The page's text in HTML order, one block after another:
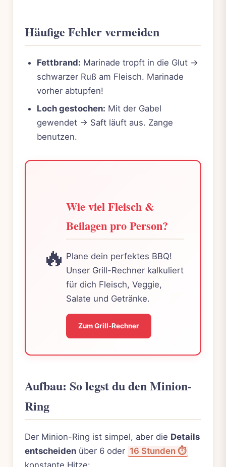
Häufige Fehler vermeiden
Fettbrand: Marinade tropft in die Glut ->
schwarzer Ruß am Fleisch. Marinade
vorher abtupfen!
Loch gestochen: Mit der Gabel
gewendet -> Saft läuft aus. Zange
benutzen.
🔥
Wie viel Fleisch &
Beilagen pro Person?
Plane dein perfektes BBQ!
Unser Grill-Rechner kalkuliert
für dich Fleisch, Veggie,
Salate und Getränke.
Zum Grill-Rechner
Aufbau: So legst du den Minion-
Ring
Der Minion-Ring ist simpel, aber die Details
entscheiden über 6 oder 16 Stunden ⏱️